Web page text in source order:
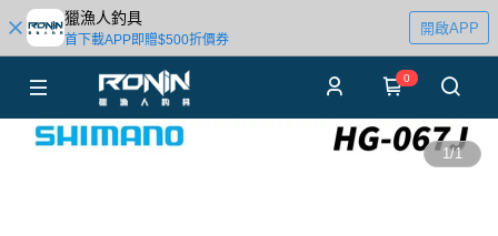
獵漁人釣具
首下載APP即贈$500折價券
開啟APP
0
1/1